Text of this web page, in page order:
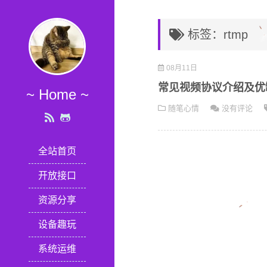
~ Home ~
全站首页
开放接口
资源分享
设备趣玩
系统运维
标签：rtmp
08月11日
常见视频协议介绍及
随笔心情 没有评论